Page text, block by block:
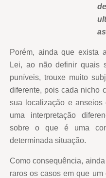
Porém, ainda que exista
Lei, ao não definir quais
puníveis, trouxe muito
diferente, pois cada nicho
sua localização e anseios
uma interpretação
sobre o que é uma
determinada situação.
Como consequência,
raros os casos em que